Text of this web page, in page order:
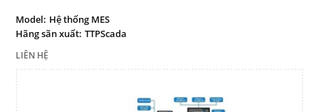
Model: Hệ thống MES
Hãng sãn xuất: TTPScada
LIÊN HỆ
THEO DÕI